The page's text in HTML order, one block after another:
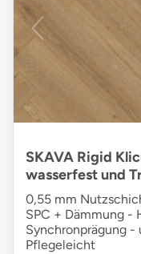
SKAVA Rigid
wasserfest und
0,55 mm
SPC + Dämmung -
Synchronprägung
Pflegeleicht